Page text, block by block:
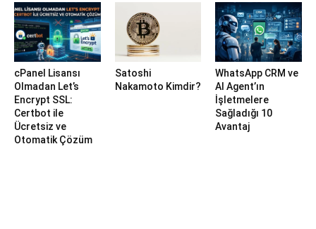
cPanel Lisansı
Olmadan Let’s
Encrypt SSL:
Certbot ile
Ücretsiz ve
Otomatik Çözüm
Satoshi
Nakamoto Kimdir?
WhatsApp CRM ve
AI Agent’ın
İşletmelere
Sağladığı 10
Avantaj